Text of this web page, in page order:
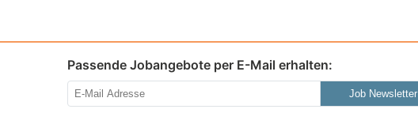
Passende Jobangebote per E-Mail erhalten:
Job Newsletter